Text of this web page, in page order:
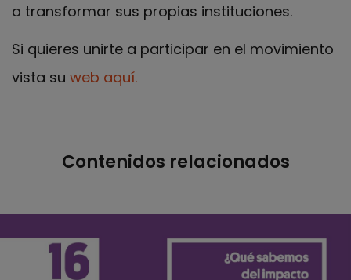
a transformar sus propias instituciones.
Si quieres unirte a participar en el movimiento
vista su web aquí.
Contenidos relacionados